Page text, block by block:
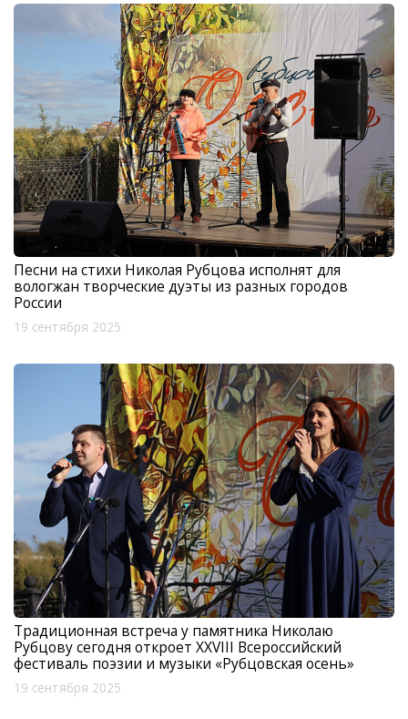
Песни на стихи Николая Рубцова исполнят для
вологжан творческие дуэты из разных городов
России
19 сентября 2025
Традиционная встреча у памятника Николаю
Рубцову сегодня откроет XXVIII Всероссийский
фестиваль поэзии и музыки «Рубцовская осень»
19 сентября 2025